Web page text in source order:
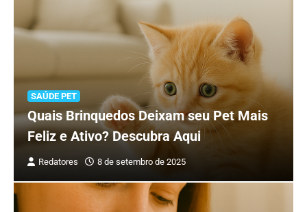
SAÚDE PET
Quais Brinquedos Deixam seu Pet Mais
Feliz e Ativo? Descubra Aqui
Redatores 8 de setembro de 2025